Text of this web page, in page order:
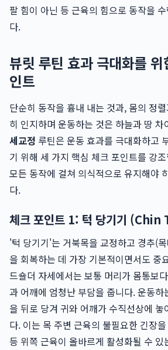
팔 힘이 아닌 등 근육의 힘으로 동작을
다.
뷰릿 루틴 효과 극대화를
인트
단순히 동작을 흉내 내는 것과, 몸의 정
히 인지하며 운동하는 것은 하늘과 땅 차
세교정 루틴은 운동 효과를 극대화하고
기 위해 세 가지 핵심 체크 포인트를 강
모든 동작에 걸쳐 의식적으로 유지해야
다.
체크 포인트 1: 턱 당기기 (Chin
'턱 당기기'는 거북목을 교정하고 경추(
을 회복하는 데 가장 기본적이면서도 중
드숄더 자세에서는 보통 머리가 몸통보
과 어깨에 엄청난 부담을 줍니다. 운동하
을 뒤로 당겨 귀와 어깨가 수직선상에 놓
다. 이는 목 주변 근육의 불필요한 긴장
등 위쪽 근육이 올바르게 활성화될 수 있